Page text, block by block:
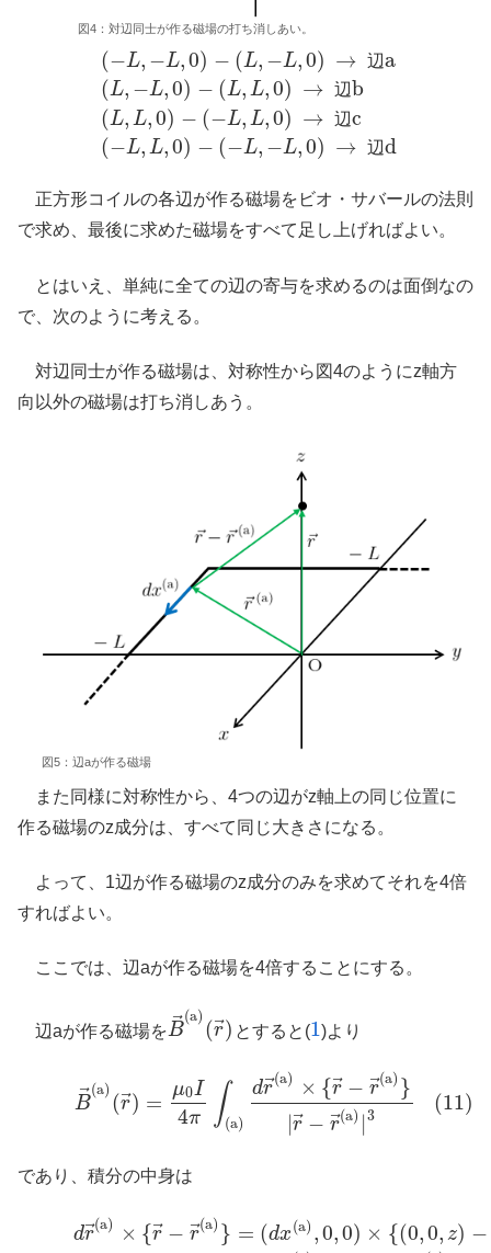
図4：対辺同士が作る磁場の打ち消しあい。
(−L, −L,0) − (L, −L,0) → 辺a
(L, −L,0) − (L, L,0) → 辺b
(L, L,0) − (−L, L,0) → 辺c
(−L, L,0) − (−L, −L,0) → 辺d
− L ,−L )− L L 0 )→ 辺 (L
正方形コイルの各辺が作る磁場をビオ・サバールの法則
で求め、最後に求めた磁場をすべて足し上げればよい。
とはいえ、単純に全ての辺の寄与を求めるのは面倒なの
で、次のように考える。
対辺同士が作る磁場は、対称性から図4のようにz軸方
向以外の磁場は打ち消しあう。
図5：辺aが作る磁場
また同様に対称性から、4つの辺がz軸上の同じ位置に
作る磁場のz成分は、すべて同じ大きさになる。
よって、1辺が作る磁場のz成分のみを求めてそれを4倍
すればよい。
ここでは、辺aが作る磁場を4倍することにする。
辺aが作る磁場をB⃗(a)
(r⃗
)
B→ (a)( r→)
とすると(1
1)より
B⃗(a)
(r⃗
) =
μ0 I
4π ∫(a)
dr⃗
(a) × {r ⃗− r⃗
(a) }
|r ⃗− r⃗
(a) |3
(11)
(a) ( 4π ∫(a) dr (a)×{r →− r→ }|r→ −
であり、積分の中身は
dr⃗
(a) × {r ⃗− r⃗
(a) } = (dx(a) ,0,0) × {(0,0, z) −
×{r→− r→ (a) dx(a), ×{(0,0,z −( x(a) ,− ,0)}= (d (a)